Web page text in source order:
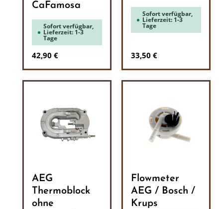
CaFamosa
Sofort verfügbar,
Lieferzeit: 1-3
Tage
Regulärer Preis:
42,90 €
Sofort verfügbar,
Lieferzeit: 1-3
Tage
Regulärer Preis:
33,50 €
AEG
Thermoblock
ohne
Flowmeter
AEG / Bosch /
Krups